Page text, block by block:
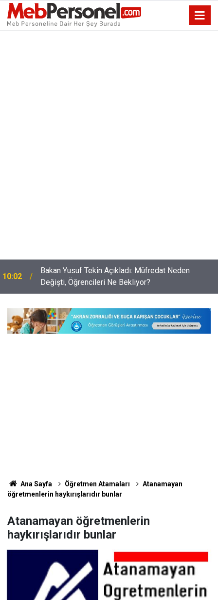
10:02
Bakan Yusuf Tekin Açıkladı: Müfredat Neden
Değişti, Öğrencileri Ne Bekliyor?
Ana Sayfa Öğretmen Atamaları
Atanamayan
öğretmenlerin haykırışlarıdır bunlar
Atanamayan öğretmenlerin
haykırışlarıdır bunlar